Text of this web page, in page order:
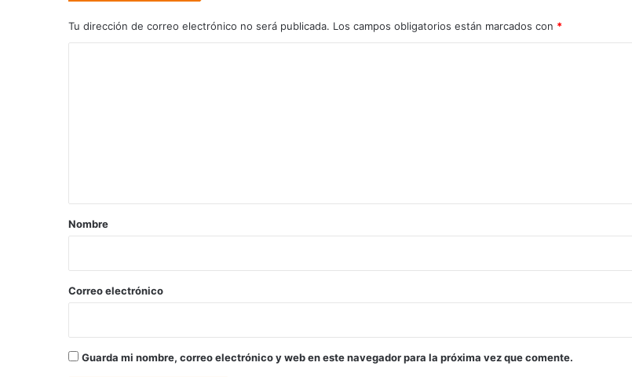
Tu dirección de correo electrónico no será publicada. Los campos obligatorios están marcados con *
r
*
Nombre
Correo electrónico
Guarda mi nombre, correo electrónico y web en este navegador para la próxima vez que comente.